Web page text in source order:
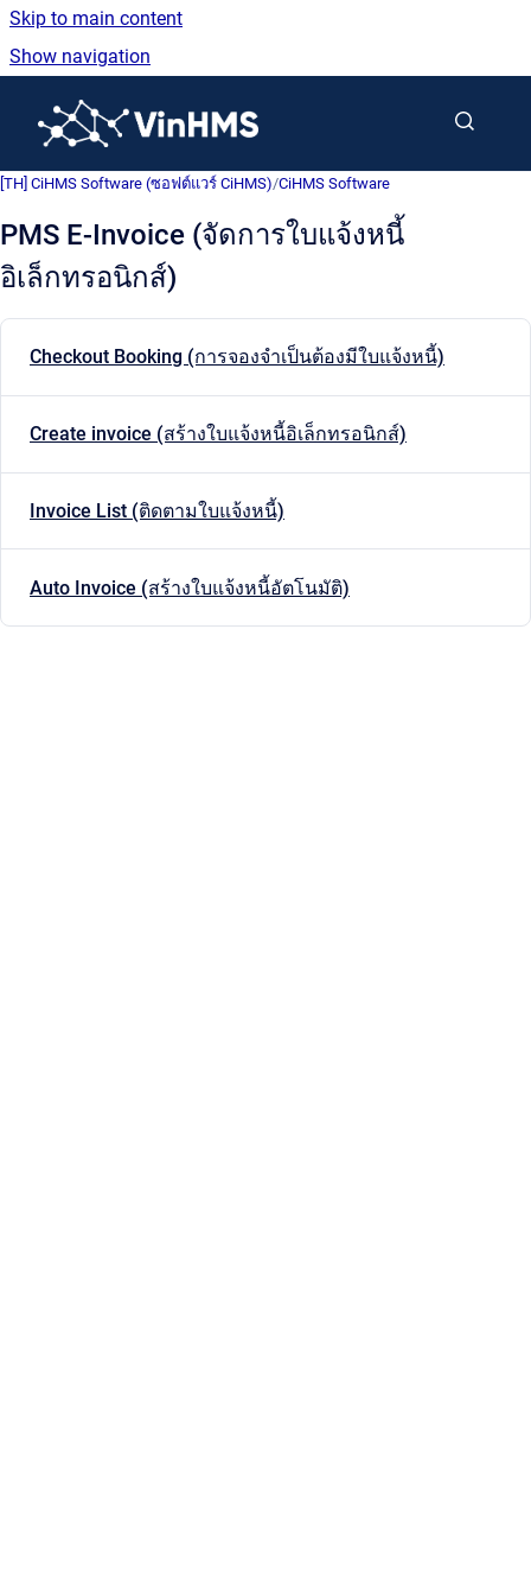
Skip to main content
Show navigation
[TH] CiHMS Software (ซอฟต์แวร์ CiHMS)/CiHMS Software
PMS E-Invoice (จัดการใบแจ้งหนี้
อิเล็กทรอนิกส์)
Checkout Booking (การจองจำเป็นต้องมีใบแจ้งหนี้)
Create invoice (สร้างใบแจ้งหนี้อิเล็กทรอนิกส์)
Invoice List (ติดตามใบแจ้งหนี้)
Auto Invoice (สร้างใบแจ้งหนี้อัตโนมัติ)